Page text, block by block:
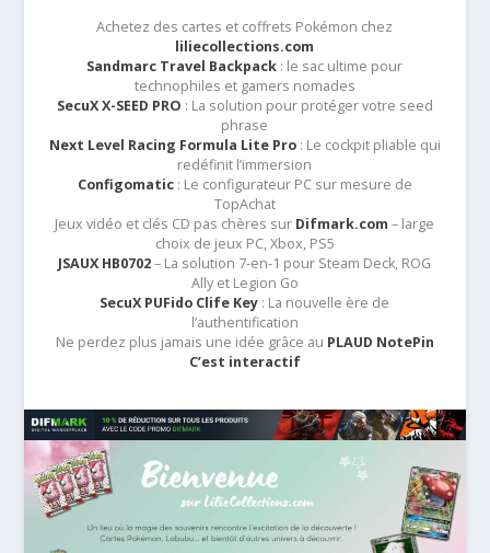
Achetez des cartes et coffrets Pokémon chez
liliecollections.com
Sandmarc Travel Backpack : le sac ultime pour
technophiles et gamers nomades
SecuX X-SEED PRO : La solution pour protéger votre seed
phrase
Next Level Racing Formula Lite Pro: Le cockpit pliable qui
redéfinit l’immersion
Configomatic: Le configurateur PC sur mesure de
TopAchat
Jeux vidéo et clés CD pas chères sur Difmark.com – large
choix de jeux PC, Xbox, PS5
JSAUX HB0702– La solution 7-en-1 pour Steam Deck, ROG
Ally et Legion Go
SecuX PUFido Clife Key : La nouvelle ère de
l’authentification
Ne perdez plus jamais une idée grâce au PLAUD NotePin
C’est interactif